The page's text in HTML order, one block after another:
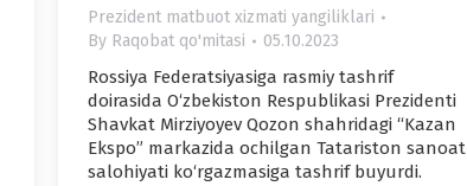
Prezident matbuot xizmati yangiliklari
By Raqobat qo'mitasi 05.10.2023
Rossiya Federatsiyasiga rasmiy tashrif
doirasida O‘zbekiston Respublikasi Prezidenti
Shavkat Mirziyoyev Qozon shahridagi “Kazan
Ekspo” markazida ochilgan Tatariston sanoat
salohiyati ko‘rgazmasiga tashrif buyurdi.